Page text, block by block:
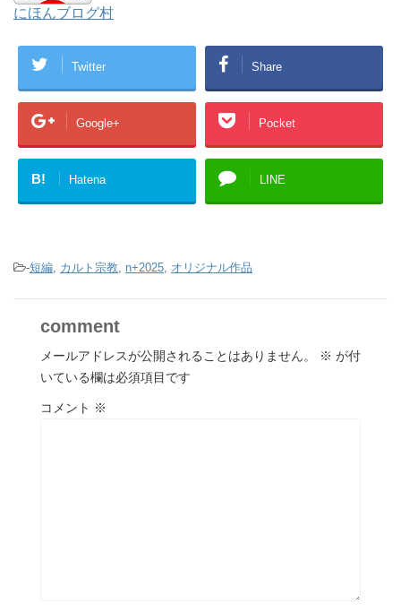
にほんブログ村
Twitter Share
Google+ Pocket
B! Hatena LINE
-短編 カルト宗教 n+2025 オリジナル作品
comment
メールアドレスが公開されることはありません。 ※ が付
いている欄は必須項目です
コメント ※